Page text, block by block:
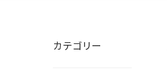
カテゴリー